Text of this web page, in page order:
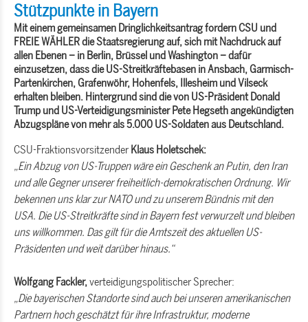
Stützpunkte in Bayern
Mit einem gemeinsamen Dringlichkeitsantrag fordern CSU und
FREIE WÄHLER die Staatsregierung auf, sich mit Nachdruck auf
allen Ebenen – in Berlin, Brüssel und Washington – dafür
einzusetzen, dass die US-Streitkräftebasen in Ansbach, Garmisch-
Partenkirchen, Grafenwöhr, Hohenfels, Illesheim und Vilseck
erhalten bleiben. Hintergrund sind die von US-Präsident Donald
Trump und US-Verteidigungsminister Pete Hegseth angekündigten
Abzugspläne von mehr als 5.000 US-Soldaten aus Deutschland.
CSU-Fraktionsvorsitzender Klaus Holetschek:
Ein Abzug von US-Truppen wäre ein Geschenk an Putin, den Iran
und alle Gegner unserer freiheitlich-demokratischen Ordnung. Wir
bekennen uns klar zur NATO und zu unserem Bündnis mit den
USA. Die US-Streitkräfte sind in Bayern fest verwurzelt und bleiben
uns willkommen. Das gilt für die Amtszeit des aktuellen US-
Präsidenten und weit darüber hinaus.“
Wolfgang Fackler,verteidigungspolitischer Sprecher:
Die bayerischen Standorte sind auch bei unseren amerikanischen
Partnern hoch geschätzt für ihre Infrastruktur, moderne